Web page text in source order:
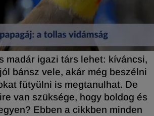
madár igazi társ lehet: kíváncsi,
bánsz vele, akár még beszélni
fütyülni is megtanulhat. De
van szüksége, hogy boldog és
Ebben a cikkben minden